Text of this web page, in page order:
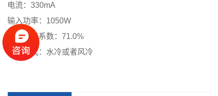
电流：330mA
输入功率：1050W
有效输出系数：71.0%
冷却方式：水冷或者风冷